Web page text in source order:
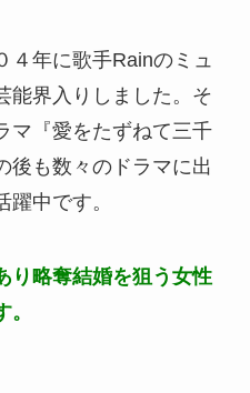
４年に歌手Rainのミュ
能界入りしました。そ
マ『愛をたずねて三千
後も数々のドラマに出
中です。
り略奪結婚を狙う女性